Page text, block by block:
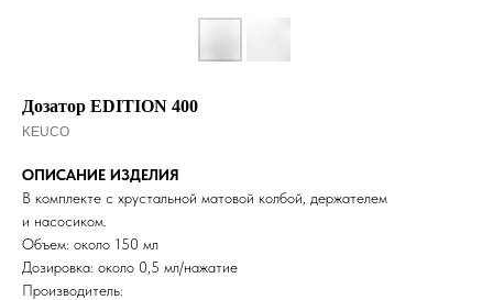
Дозатор EDITION 400
KEUCO
ОПИСАНИЕ ИЗДЕЛИЯ
В комплекте с хрустальной матовой колбой, держателем
и насосиком.
Объем: около 150 мл
Дозировка: около 0,5 мл/нажатие
Производитель: